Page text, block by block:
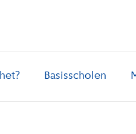
Basisscholen